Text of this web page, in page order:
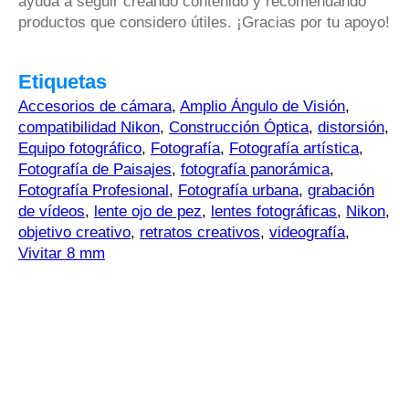
productos que considero útiles. ¡Gracias por tu apoyo!
Etiquetas
Accesorios de cámara, Amplio Ángulo de Visión,
compatibilidad Nikon, Construcción Óptica, distorsión,
Equipo fotográfico, Fotografía, Fotografía artística,
Fotografía de Paisajes, fotografía panorámica,
Fotografía Profesional, Fotografía urbana, grabación
de vídeos, lente ojo de pez, lentes fotográficas, Nikon,
objetivo creativo, retratos creativos, videografía,
Vivitar 8 mm